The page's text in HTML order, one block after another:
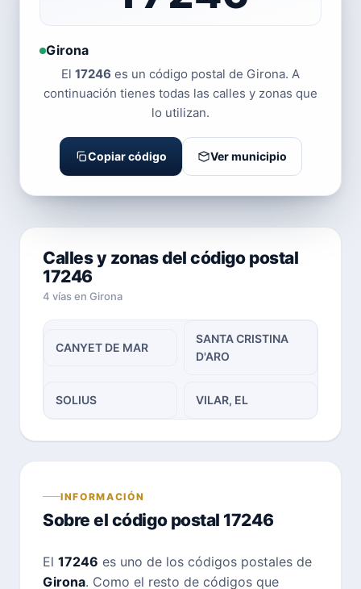
Girona
El 17246 es un código postal de Girona. A
continuación tienes todas las calles y zonas que
lo utilizan.
Copiar código Ver municipio
Calles y zonas del código postal
17246
4 vías en Girona
CANYET DE MAR
SANTA CRISTINA
D'ARO
SOLIUS VILAR, EL
INFORMACIÓN
Sobre el código postal 17246
El 17246 es uno de los códigos postales de
Girona. Como el resto de códigos que